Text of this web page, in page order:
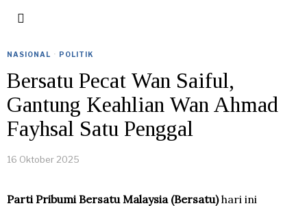
NASIONAL · POLITIK
Bersatu Pecat Wan Saiful,
Gantung Keahlian Wan Ahmad
Fayhsal Satu Penggal
16 Oktober 2025
Parti Pribumi Bersatu Malaysia (Bersatu)hari ini